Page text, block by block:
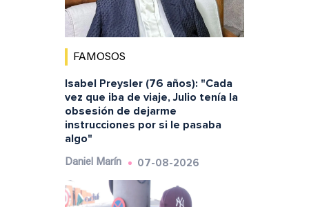
FAMOSOS
Isabel Preysler (76 años): "Cada
vez que iba de viaje, Julio tenía la
obsesión de dejarme
instrucciones por si le pasaba
algo"
Daniel Marín 07-08-2026